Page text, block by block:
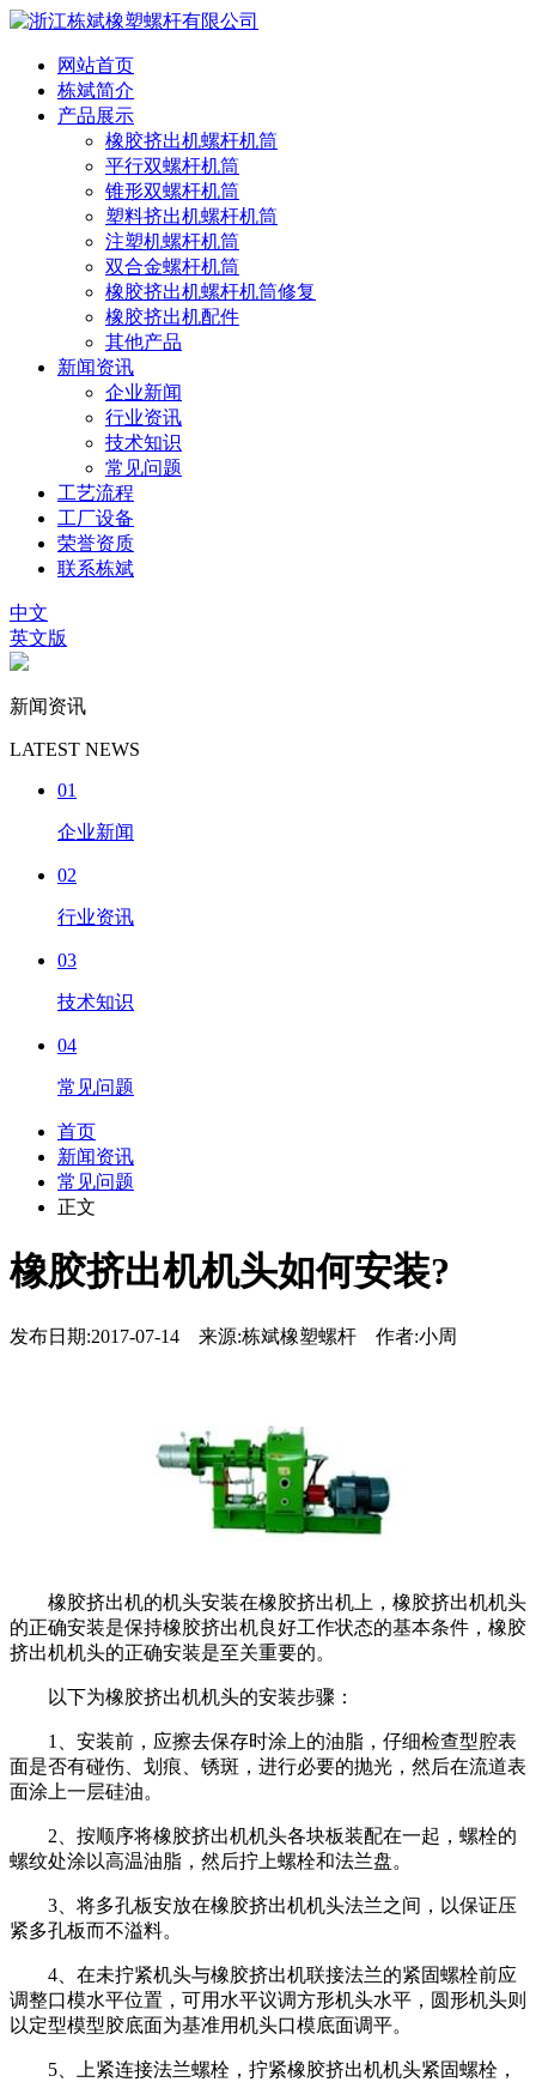
网站首页
栋斌简介
产品展示
橡胶挤出机螺杆机筒
平行双螺杆机筒
锥形双螺杆机筒
塑料挤出机螺杆机筒
注塑机螺杆机筒
双合金螺杆机筒
橡胶挤出机螺杆机筒修复
橡胶挤出机配件
其他产品
新闻资讯
企业新闻
行业资讯
技术知识
常见问题
工艺流程
工厂设备
荣誉资质
联系栋斌
中文
英文版
新闻资讯
LATEST NEWS
01
企业新闻
02
行业资讯
03
技术知识
04
常见问题
首页
新闻资讯
常见问题
正文
橡胶挤出机机头如何安装?
发布日期:2017-07-14 来源:栋斌橡塑螺杆 作者:小周
橡胶挤出机的机头安装在橡胶挤出机上，橡胶挤出机机头
的正确安装是保持橡胶挤出机良好工作状态的基本条件，橡胶
挤出机机头的正确安装是至关重要的。
以下为橡胶挤出机机头的安装步骤：
1、安装前，应擦去保存时涂上的油脂，仔细检查型腔表
面是否有碰伤、划痕、锈斑，进行必要的抛光，然后在流道表
面涂上一层硅油。
2、按顺序将橡胶挤出机机头各块板装配在一起，螺栓的
螺纹处涂以高温油脂，然后拧上螺栓和法兰盘。
3、将多孔板安放在橡胶挤出机机头法兰之间，以保证压
紧多孔板而不溢料。
4、在未拧紧机头与橡胶挤出机联接法兰的紧固螺栓前应
调整口模水平位置，可用水平议调方形机头水平，圆形机头则
以定型模型胶底面为基准用机头口模底面调平。
5、上紧连接法兰螺栓，拧紧橡胶挤出机机头紧固螺栓，